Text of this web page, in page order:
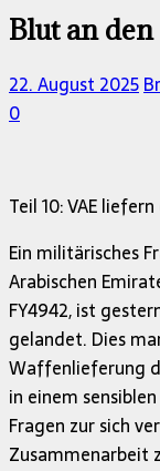
Blut an
22. August 2025
0
Teil 10: VAE
Ein militärisches
Arabischen
FY4942, ist
gelandet. Dies
Waffenlieferung
in einem
Fragen zur sich
Zusammenarbeit